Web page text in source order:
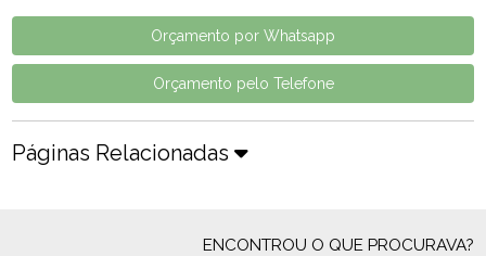
Orçamento por Whatsapp
Orçamento pelo Telefone
Páginas Relacionadas
ENCONTROU O QUE PROCURAVA?